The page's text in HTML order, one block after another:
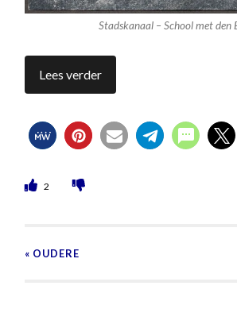
Stadskanaal – School met den
Lees verder
2
« OUDERE